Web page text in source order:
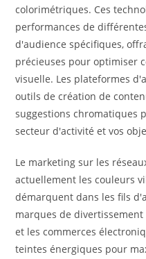
colorimétriques. Ces
performances de
d'audience spécifiques,
précieuses pour optimiser
visuelle. Les plateformes
outils de création de
suggestions chromatiques
secteur d'activité et vos
Le marketing sur les
actuellement les couleurs
démarquent dans les fils
marques de
et les commerces
teintes énergiques pour